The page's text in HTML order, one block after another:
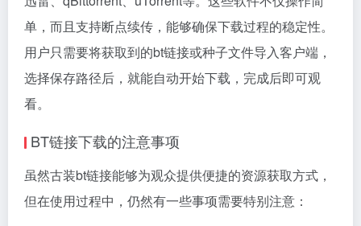
单，而且支持断点续传，能够确保下载过程的稳定性。
用户只需要将获取到的bt链接或种子文件导入客户端，
选择保存路径后，就能自动开始下载，完成后即可观
看。
BT链接下载的注意事项
虽然古装bt链接能够为观众提供便捷的资源获取方式，
但在使用过程中，仍然有一些事项需要特别注意：